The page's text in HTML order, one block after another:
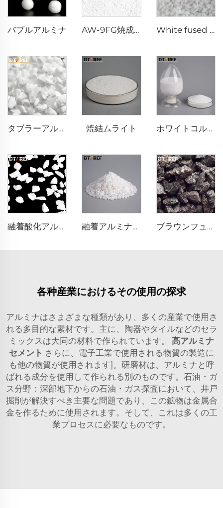
バブルアルミナ AW-9FG焼成α-Al₂O₃粉末 White fused alumina
タブラーアルミナ 焼結ムライト ホワイトコルンダム粉末
融着酸化アルミニウム 融着アルミナ粉末 ブラウンフューズドアルミナ
各种産業におけるその使用の探求
アルミナはさまざまな種類があり、多くの産業で使用さ
れる多目的な素材です。主に、陶器やタイルなどのセラ
ミックスは大同の材料で作られています。 高アルミナ
セメント さらに、電子工業で使用される物質の製造に
も他の物質が使用されます]。研磨材は、アルミナと呼
ばれる成分を使用して作られる別のものです。石油・ガ
ス分野：深部地下からの石油・ガス探査において、井戸
掘削が解決すべき主要な問題であり、この鉱物は金属合
金を作るために使用されます。そして、これは多くの工
業プロセスに必要なものです。